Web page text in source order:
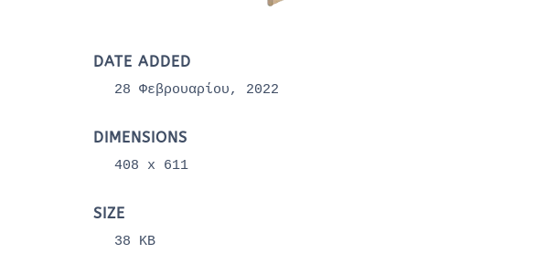
DATE ADDED
28 Φεβρουαρίου, 2022
DIMENSIONS
408 x 611
SIZE
38 KB